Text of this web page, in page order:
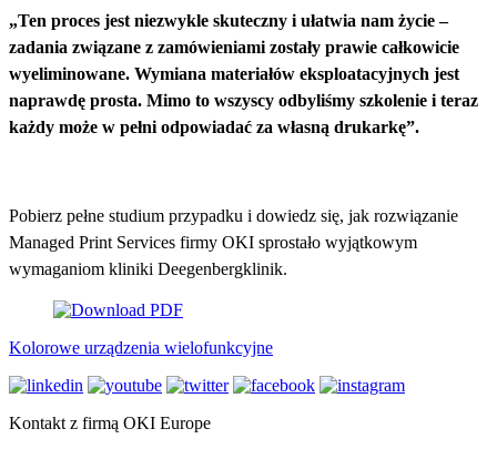
„Ten proces jest niezwykle skuteczny i ułatwia nam życie –
zadania związane z zamówieniami zostały prawie całkowicie
wyeliminowane. Wymiana materiałów eksploatacyjnych jest
naprawdę prosta. Mimo to wszyscy odbyliśmy szkolenie i teraz
każdy może w pełni odpowiadać za własną drukarkę”.
Pobierz pełne studium przypadku i dowiedz się, jak rozwiązanie
Managed Print Services firmy OKI sprostało wyjątkowym
wymaganiom kliniki Deegenbergklinik.
Kolorowe urządzenia wielofunkcyjne
Kontakt z firmą OKI Europe